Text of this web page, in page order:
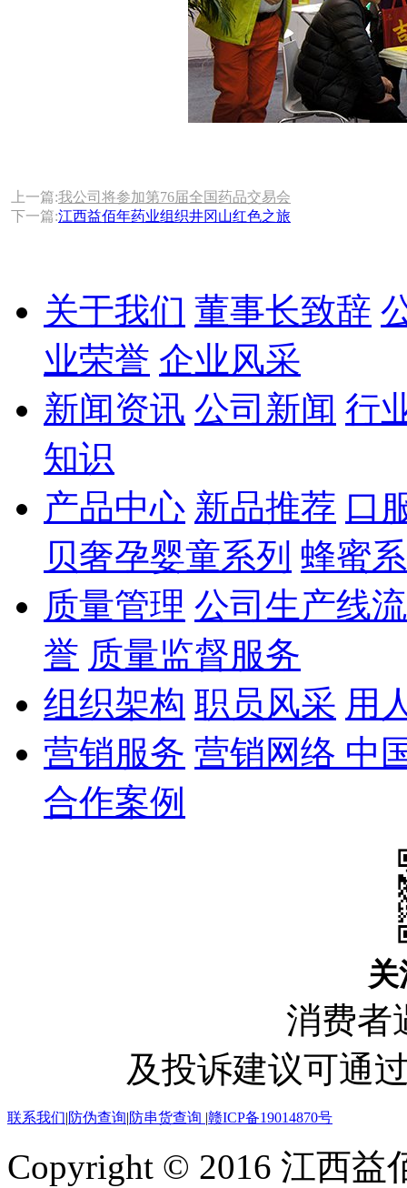
上一篇:我公司将参加第76届全国药品交易会
下一篇:江西益佰年药业组织井冈山红色之旅
关于我们 董事长致辞
业荣誉 企业风采
新闻资讯 公司新闻 行
知识
产品中心 新品推荐 口
贝奢孕婴童系列 蜂蜜
质量管理 公司生产线
誉 质量监督服务
组织架构 职员风采 用
营销服务 营销网络 中
合作案例
关
消费者
及投诉建议可通
联系我们|防伪查询|防串货查询 |赣ICP备19014870号
Copyright © 2016 江西益